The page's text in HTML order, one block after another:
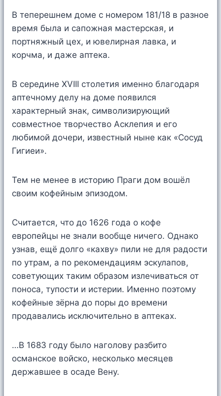
В теперешнем доме с номером 181/18 в разное
время была и сапожная мастерская, и
портняжный цех, и ювелирная лавка, и
корчма, и даже аптека.
В середине XVIII столетия именно благодаря
аптечному делу на доме появился
характерный знак, символизирующий
совместное творчество Асклепия и его
любимой дочери, известный ныне как «Сосуд
Гигиеи».
Тем не менее в историю Праги дом вошёл
своим кофейным эпизодом.
Считается, что до 1626 года о кофе
европейцы не знали вообще ничего. Однако
узнав, ещё долго «кахву» пили не для радости
по утрам, а по рекомендациям эскулапов,
советующих таким образом излечиваться от
поноса, тупости и истерии. Именно поэтому
кофейные зёрна до поры до времени
продавались исключительно в аптеках.
…В 1683 году было наголову разбито
османское войско, несколько месяцев
державшее в осаде Вену.